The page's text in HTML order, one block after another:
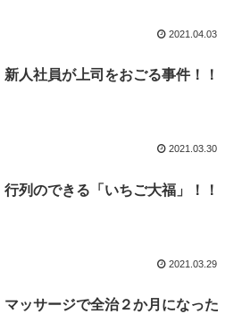
2021.04.03
新人社員が上司をおごる事件！！
2021.03.30
行列のできる「いちご大福」！！
2021.03.29
マッサージで全治２か月になった